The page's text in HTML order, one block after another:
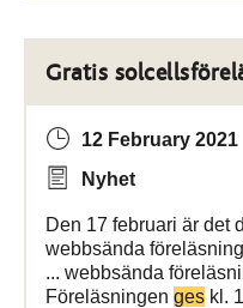
Gratis
12 February 2021
Nyhet
Den 17 februari är det
webbsända
... webbsända
Föreläsningen ges kl.